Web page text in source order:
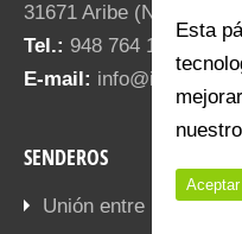
31671 Aribe (NAVARRA)
Tel.: 948 764 187
E-mail:
SENDEROS
Unión entre pueblos
Esta
Aceptar